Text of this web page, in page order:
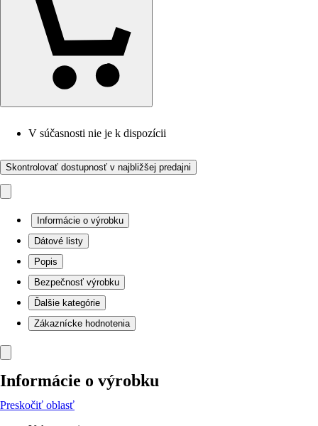
V súčasnosti nie je k dispozícii
Skontrolovať dostupnosť v najbližšej predajni
Informácie o výrobku
Dátové listy
Popis
Bezpečnosť výrobku
Ďalšie kategórie
Zákaznícke hodnotenia
Informácie o výrobku
Preskočiť oblasť